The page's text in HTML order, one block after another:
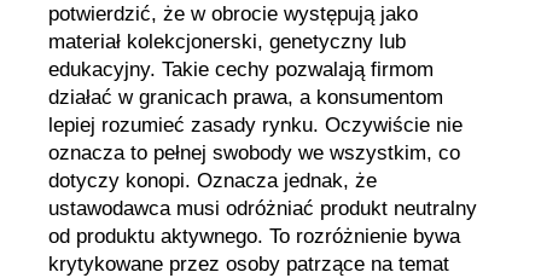
potwierdzić, że w obrocie występują jako
materiał kolekcjonerski, genetyczny lub
edukacyjny. Takie cechy pozwalają firmom
działać w granicach prawa, a konsumentom
lepiej rozumieć zasady rynku. Oczywiście nie
oznacza to pełnej swobody we wszystkim, co
dotyczy konopi. Oznacza jednak, że
ustawodawca musi odróżniać produkt neutralny
od produktu aktywnego. To rozróżnienie bywa
krytykowane przez osoby patrzące na temat